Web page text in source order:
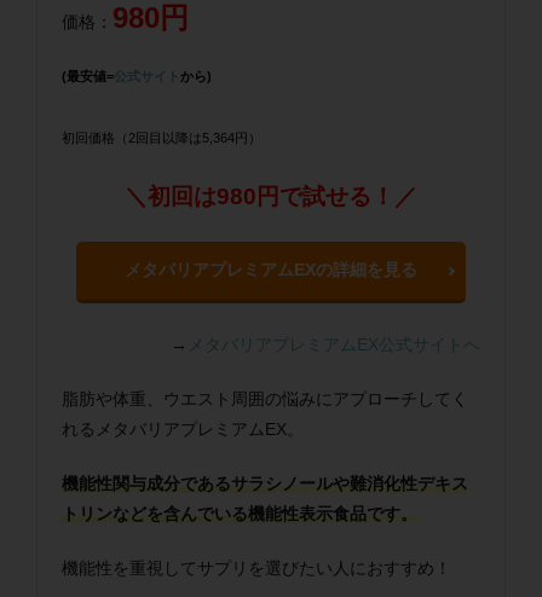
価格： 980円
(最安値=公式サイト から)
初回価格（2回目以降は5,364円）
＼初回は980円で試せる！／
メタバリアプレミアムEXの詳細を見る
→ メタバリアプレミアムEX公式サイトへ
脂肪や体重、ウエスト周囲の悩みにアプローチしてく
れるメタバリアプレミアムEX。
機能性関与成分であるサラシノールや難消化性デキス
トリンなどを含んでいる機能性表示食品です。
機能性を重視してサプリを選びたい人におすすめ！